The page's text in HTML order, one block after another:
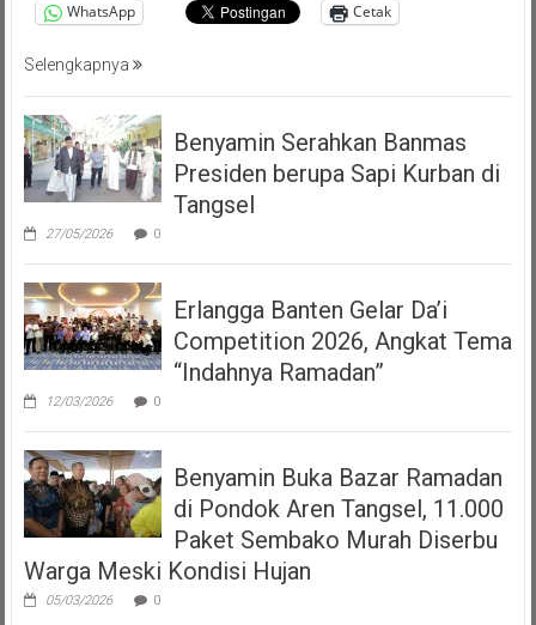
WhatsApp Cetak
Selengkapnya
Benyamin Serahkan Banmas
Presiden berupa Sapi Kurban di
Tangsel
27/05/2026 0
Erlangga Banten Gelar Da’i
Competition 2026, Angkat Tema
“Indahnya Ramadan”
12/03/2026 0
Benyamin Buka Bazar Ramadan
di Pondok Aren Tangsel, 11.000
Paket Sembako Murah Diserbu
Warga Meski Kondisi Hujan
05/03/2026 0